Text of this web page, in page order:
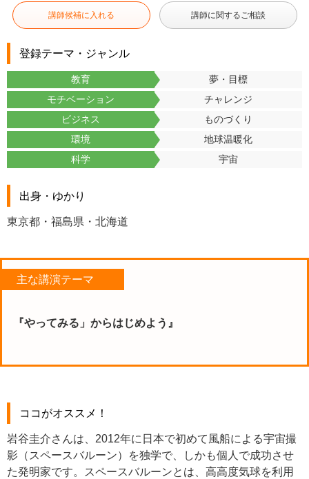
講師候補に入れる 講師に関するご相談
登録テーマ・ジャンル
教育
夢・目標
モチベーション
チャレンジ
ビジネス
ものづくり
環境
地球温暖化
科学
宇宙
出身・ゆかり
東京都・福島県・北海道
主な講演テーマ
『やってみる」からはじめよう』
ココがオススメ！
岩谷圭介さんは、2012年に日本で初めて風船による宇宙撮
影（スペースバルーン）を独学で、しかも個人で成功させ
た発明家です。スペースバルーンとは、高高度気球を利用